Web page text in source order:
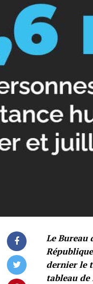
Le Bureau
dernier le
tableau